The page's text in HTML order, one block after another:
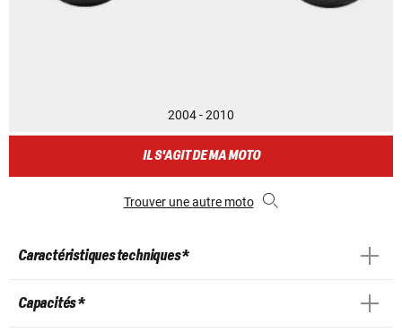
2004 - 2010
IL S'AGIT DE MA MOTO
Trouver une autre moto
Caractéristiques techniques *
Capacités *